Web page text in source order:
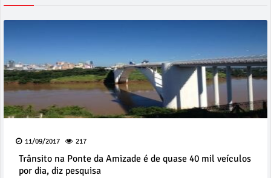
11/09/2017 217
Trânsito na Ponte da Amizade é de quase 40 mil veículos
por dia, diz pesquisa